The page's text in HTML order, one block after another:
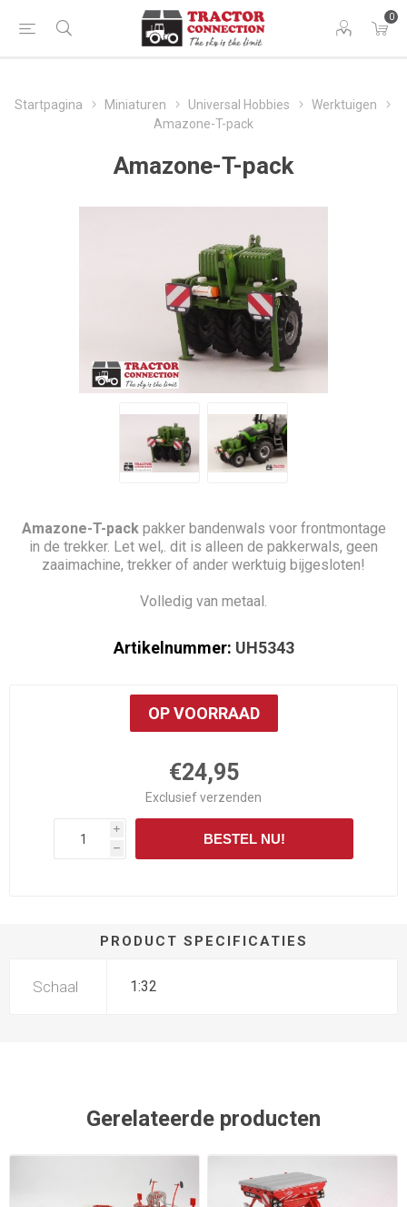
0
Startpagina Miniaturen Universal Hobbies
Werktuigen
Amazone-T-pack
Amazone-T-pack
Amazone-T-pack pakker bandenwals voor frontmontage
in de trekker. Let wel,. dit is alleen de pakkerwals, geen
zaaimachine, trekker of ander werktuig bijgesloten!
Volledig van metaal.
Artikelnummer: UH5343
OP VOORRAAD
€24,95
Exclusiefverzenden
i
h
BESTEL NU!
PRODUCT SPECIFICATIES
Schaal 1:32
Gerelateerde producten